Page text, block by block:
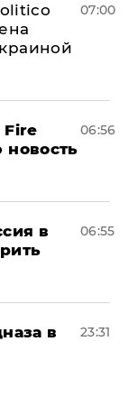
07:00
Fire
06:56
в
06:55
в
23:31